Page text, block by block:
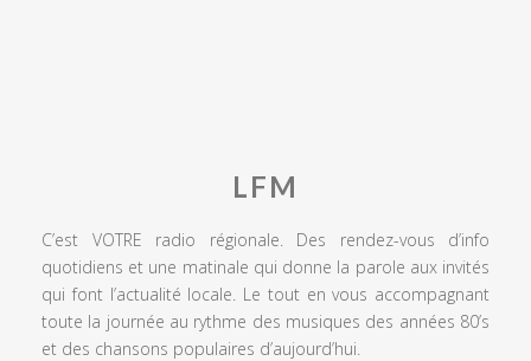
LFM
C’est VOTRE radio régionale. Des rendez-vous d’info
quotidiens et une matinale qui donne la parole aux invités
qui font l’actualité locale. Le tout en vous accompagnant
toute la journée au rythme des musiques des années 80’s
et des chansons populaires d’aujourd’hui.